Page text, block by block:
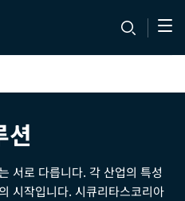
션
서로 다릅니다. 각 산업의 특성
시작입니다. 시큐리타스코리아